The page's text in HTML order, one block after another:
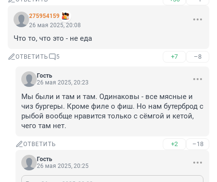
275954159
26 мая 2025, 20:08
Что то, что это - не еда
ОТВЕТИТЬ 5 +7 –8
Гость
26 мая 2025, 20:23
Мы были и там и там. Одинаковы - все мясные и
чиз бургеры. Кроме филе о фиш. Но нам бутерброд с
рыбой вообще нравится только с сёмгой и кетой,
чего там нет.
ОТВЕТИТЬ +2 –18
Гость
26 мая 2025, 20:25